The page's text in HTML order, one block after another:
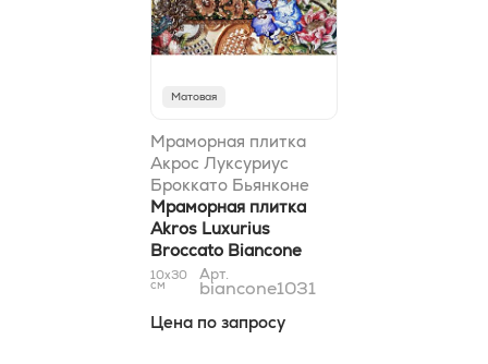
Матовая
Мраморная плитка
Акрос Луксуриус
Броккато Бьянконе
9,8x30,5
Мраморная плитка
Akros Luxurius
Broccato Biancone
9,8x30,5
10x30
см
Арт.
biancone1031
Цена по запросу